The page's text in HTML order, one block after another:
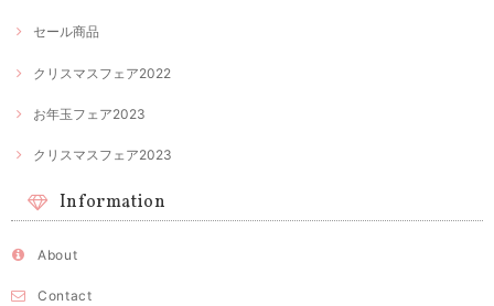
セール商品
クリスマスフェア2022
お年玉フェア2023
クリスマスフェア2023
Information
About
Contact